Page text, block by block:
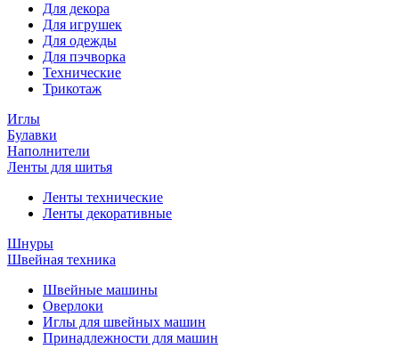
Для декора
Для игрушек
Для одежды
Для пэчворка
Технические
Трикотаж
Иглы
Булавки
Наполнители
Ленты для шитья
Ленты технические
Ленты декоративные
Шнуры
Швейная техника
Швейные машины
Оверлоки
Иглы для швейных машин
Принадлежности для машин